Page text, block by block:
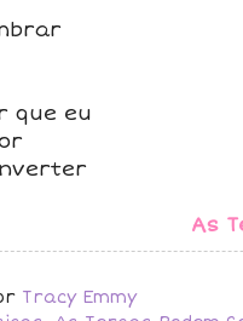
que eu
As
Tracy Emmy